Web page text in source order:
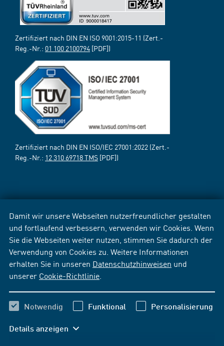
Damit wir unsere Webseiten nutzerfreundlicher gestalten
und fortlaufend verbessern, verwenden wir Cookies. Wenn
Sie die Webseiten weiter nutzen, stimmen Sie dadurch der
Verwendung von Cookies zu. Weitere Informationen
erhalten Sie in unseren Datenschutzhinweisen und
unserer Cookie-Richtlinie
Notwendig Funktional Personalisierung
Details anzeigen
Zertifiziert nach DIN EN ISO 9001:2015-11 (Zert.-
Reg.-Nr.: 01 100 2100794 [PDF])
Zertifiziert nach DIN EN ISO/IEC 27001:2022 (Zert.-
Reg.-Nr.: 12 310 69718 TMS [PDF])